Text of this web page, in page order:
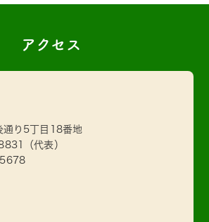
アクセス
通り5丁目18番地
（代表）